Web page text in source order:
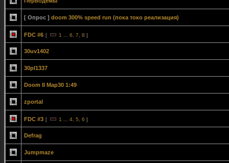
[ Опрос ] doom 300% speed run (пока токо реализация)
FDC #6 [ 1 6 7 8 ]
30uv1402
30pl1337
Doom II Map30 1:49
zportal
FDC #3 [ 1 4 5 6 ]
Defrag
Jumpmaze